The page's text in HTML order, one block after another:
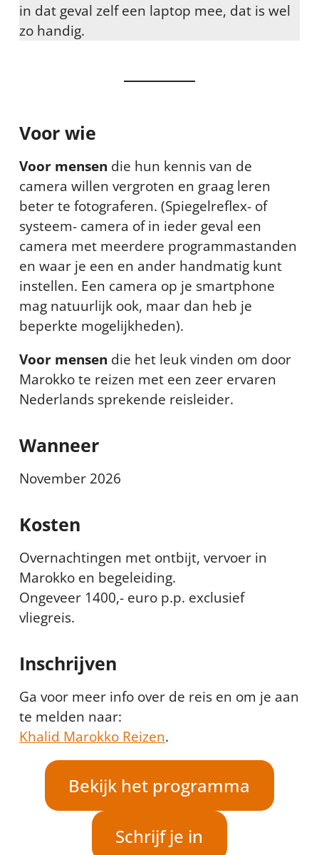
in dat geval zelf een laptop mee, dat is wel
zo handig.
Voor wie
Voor mensen die hun kennis van de
camera willen vergroten en graag leren
beter te fotograferen. (Spiegelreflex- of
systeem- camera of in ieder geval een
camera met meerdere programmastanden
en waar je een en ander handmatig kunt
instellen. Een camera op je smartphone
mag natuurlijk ook, maar dan heb je
beperkte mogelijkheden).
Voor mensen die het leuk vinden om door
Marokko te reizen met een zeer ervaren
Nederlands sprekende reisleider.
Wanneer
November 2026
Kosten
Overnachtingen met ontbijt, vervoer in
Marokko en begeleiding.
Ongeveer 1400,- euro p.p. exclusief
vliegreis.
Inschrijven
Ga voor meer info over de reis en om je aan
te melden naar:
Khalid Marokko Reizen.
Bekijk het programma
Schrijf je in